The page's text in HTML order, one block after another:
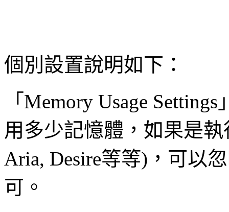
個別設置說明如下：
「Memory Usage
用多少記憶體，如果是
Aria, Desire等等)，可以
可。